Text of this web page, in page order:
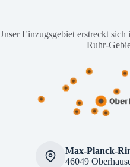
Einzugsgebiet erstreckt
Ruhr-
Max-Planck-
46049